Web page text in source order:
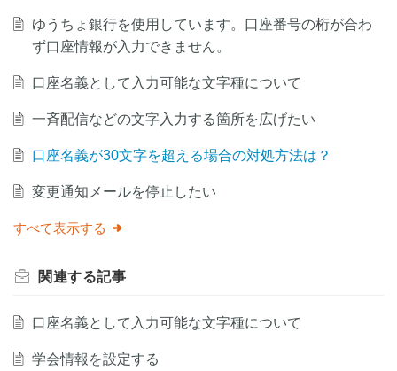
ゆうちょ銀行を使用しています。口座番号の桁が合わ
ず口座情報が入力できません。
口座名義として入力可能な文字種について
一斉配信などの文字入力する箇所を広げたい
口座名義が30文字を超える場合の対処方法は？
変更通知メールを停止したい
すべて表示する
関連する記事
口座名義として入力可能な文字種について
学会情報を設定する